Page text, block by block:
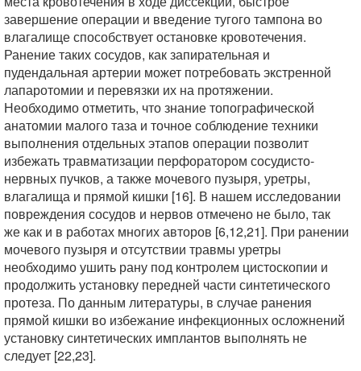
завершение операции и введение тугого тампона во
влагалище способствует остановке кровотечения.
Ранение таких сосудов, как запирательная и
пудендальная артерии может потребовать экстренной
лапаротомии и перевязки их на протяжении.
Необходимо отметить, что знание топографической
анатомии малого таза и точное соблюдение техники
выполнения отдельных этапов операции позволит
избежать травматизации перфоратором сосудисто-
нервных пучков, а также мочевого пузыря, уретры,
влагалища и прямой кишки [16]. В нашем исследовании
повреждения сосудов и нервов отмечено не было, так
же как и в работах многих авторов [6,12,21]. При ранении
мочевого пузыря и отсутствии травмы уретры
необходимо ушить рану под контролем цистоскопии и
продолжить установку передней части синтетического
протеза. По данным литературы, в случае ранения
прямой кишки во избежание инфекционных осложнений
установку синтетических имплантов выполнять не
следует [22,23].